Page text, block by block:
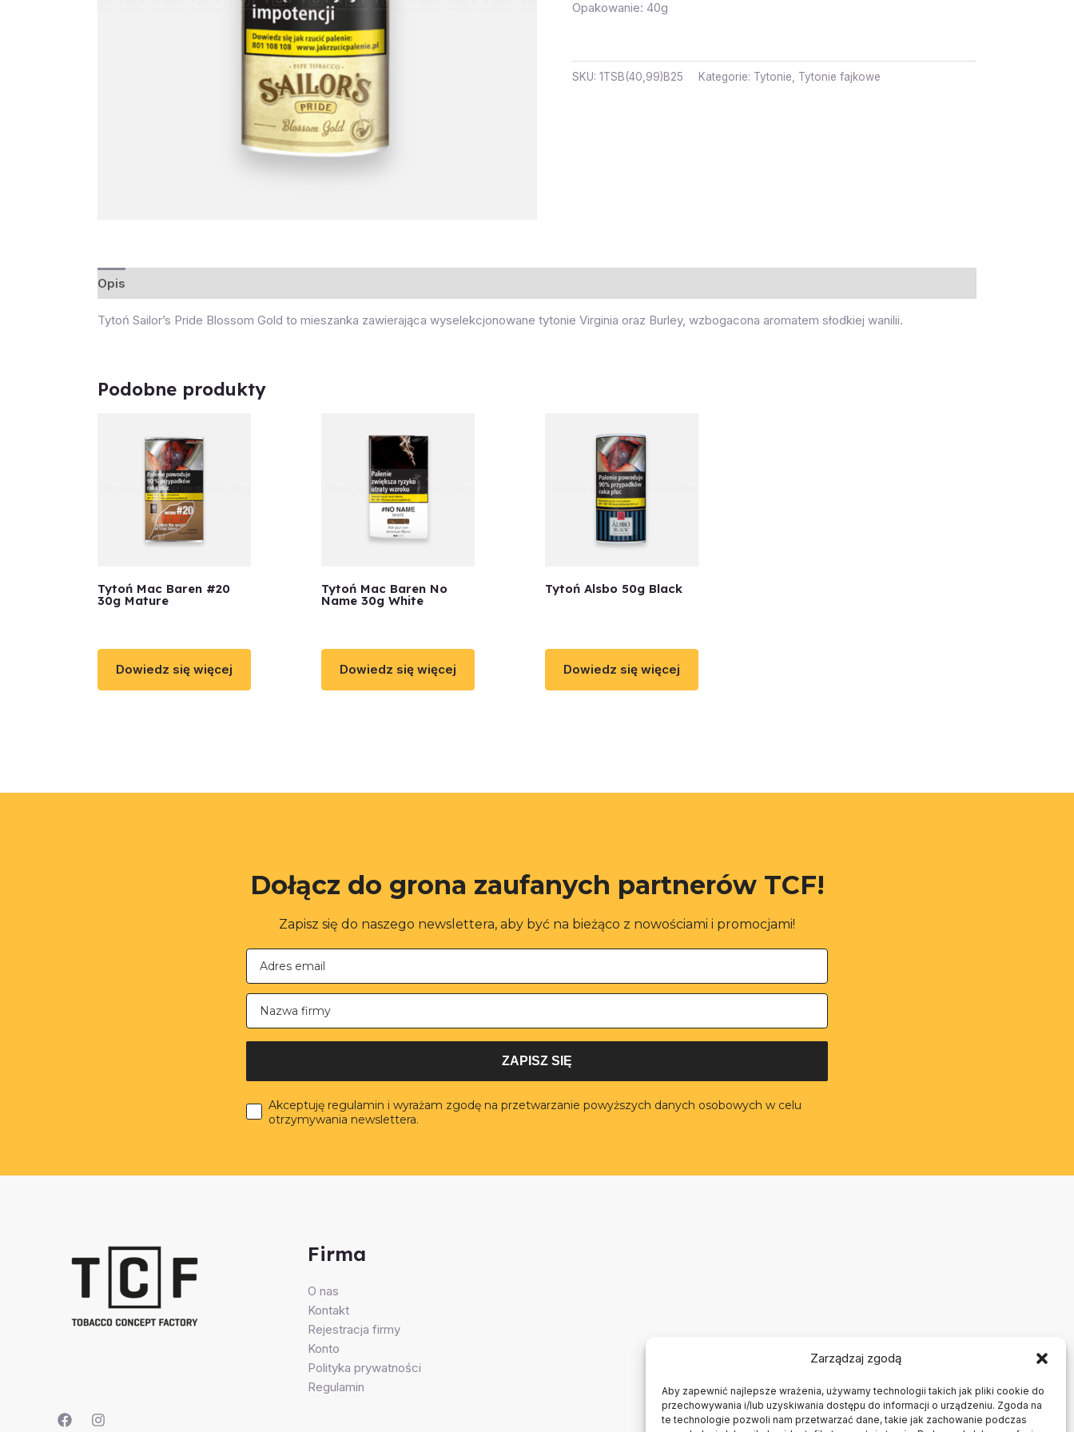
Zarządzaj zgodą
Aby zapewnić najlepsze wrażenia, używamy technologii takich jak pliki cookie do
przechowywania i/lub uzyskiwania dostępu do informacji o urządzeniu. Zgoda na
te technologie pozwoli nam przetwarzać dane, takie jak zachowanie podczas
Opakowanie: 40g
SKU: 1TSB(40,99)B25 Kategorie: Tytonie, Tytonie fajkowe
Opis
Tytoń Sailor’s Pride Blossom Gold to mieszanka zawierająca wyselekcjonowane tytonie Virginia oraz Burley, wzbogacona aromatem słodkiej wanilii.
Podobne produkty
Tytoń Mac Baren #20
30g Mature
Dowiedz się więcej
Tytoń Mac Baren No
Name 30g White
Dowiedz się więcej
Tytoń Alsbo 50g Black
Dowiedz się więcej
Dołącz do grona zaufanych partnerów TCF!
Zapisz się do naszego newslettera, aby być na bieżąco z nowościami i promocjami!
Nazwa firmy
ZAPISZ SIĘ
Akceptuję regulamin i wyrażam zgodę na przetwarzanie powyższych danych osobowych w celu
otrzymywania newslettera.
Firma
O nas
Kontakt
Rejestracja firmy
Konto
Polityka prywatności
Regulamin